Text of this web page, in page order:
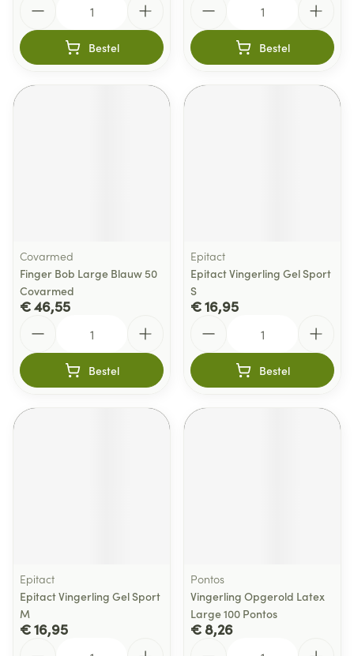
Bestel Bestel
Covarmed
Finger Bob Large Blauw 50
Covarmed
€ 46,55
Bestel
Epitact
Epitact Vingerling Gel Sport
S
€ 16,95
Bestel
Epitact
Epitact Vingerling Gel Sport
M
€ 16,95
Pontos
Vingerling Opgerold Latex
Large 100 Pontos
€ 8,26